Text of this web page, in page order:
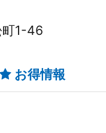
町1-46
お得情報